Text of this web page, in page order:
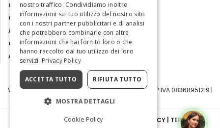
Collabora con noi
Contatti
Ambasciatrice dell'Eccellenza
Osservatorio Turismo
Area Riservata
Visit Italy Srl | Via Filippo Argelati, 10, 20143 Milano | P.IVA 08368951219 |
INFORMATIVA SULLA PRIVACY COOKIE POLICY| TERMINI E
nostro traffico. Condividiamo inoltre
informazioni sul tuo utilizzo del nostro sito
con i nostri partner pubblicitari e di analisi
che potrebbero combinarle con altre
informazioni che hai fornito loro o che
hanno raccolto dal tuo utilizzo dei loro
servizi. Privacy Policy
ACCETTA TUTTO RIFIUTA TUTTO
MOSTRA DETTAGLI
Cookie Policy